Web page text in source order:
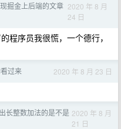
掘金上后端的文章 2020 年 8 月
24 日
程序员我很慌，一个德行，
过来 2020 年 8 月 23 日
长整数加法的是不是 2020 年 8 月
21 日